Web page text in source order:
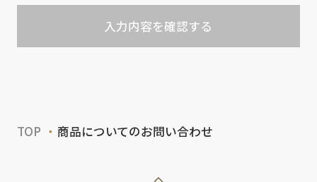
入力内容を確認する
TOP 商品についてのお問い合わせ